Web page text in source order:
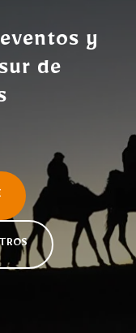
y
de